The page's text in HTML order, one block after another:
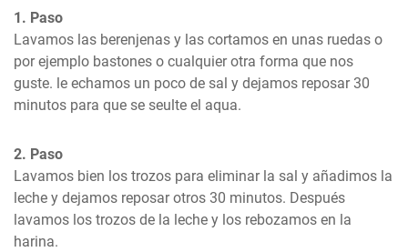
1. Paso
Lavamos las berenjenas y las cortamos en unas ruedas o
por ejemplo bastones o cualquier otra forma que nos
guste. le echamos un poco de sal y dejamos reposar 30
minutos para que se seulte el aqua.
2. Paso
Lavamos bien los trozos para eliminar la sal y añadimos la
leche y dejamos reposar otros 30 minutos. Después
lavamos los trozos de la leche y los rebozamos en la
harina.